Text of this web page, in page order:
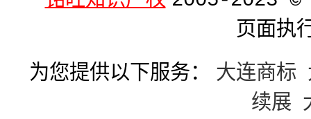
页面执
为您提供以下服务：
大连商标
续展